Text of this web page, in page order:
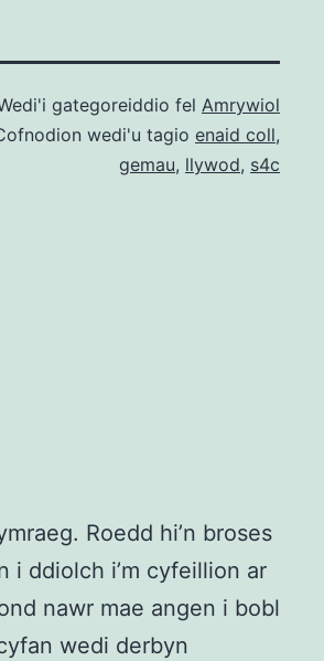
gategoreiddio fel Amrywiol
wedi'u tagio enaid coll,
gemau, llywod, s4c
Roedd hi’n broses
i ddiolch i’m cyfeillion ar
nawr mae angen i bobl
wedi derbyn